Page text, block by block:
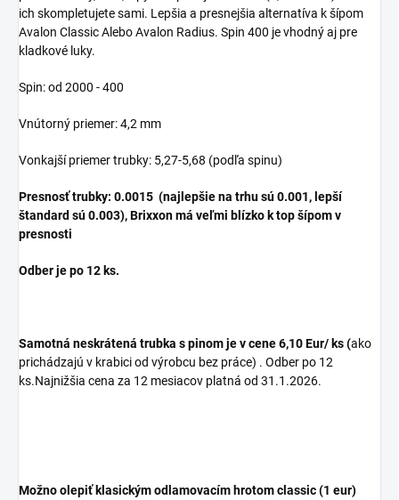
ich skompletujete sami. Lepšia a presnejšia alternatíva k šípom
Avalon Classic Alebo Avalon Radius. Spin 400 je vhodný aj pre
kladkové luky.
Spin: od 2000 - 400
Vnútorný priemer: 4,2 mm
Vonkajší priemer trubky: 5,27-5,68 (podľa spinu)
Presnosť trubky: 0.0015 (najlepšie na trhu sú 0.001, lepší
štandard sú 0.003), Brixxon má veľmi blízko k top šípom v
presnosti
Odber je po 12 ks.
Samotná neskrátená trubka s pinom je v cene 6,10 Eur/ ks (ako
prichádzajú v krabici od výrobcu bez práce) . Odber po 12
ks.Najnižšia cena za 12 mesiacov platná od 31.1.2026.
Možno olepiť klasickým odlamovacím hrotom classic (1 eur)